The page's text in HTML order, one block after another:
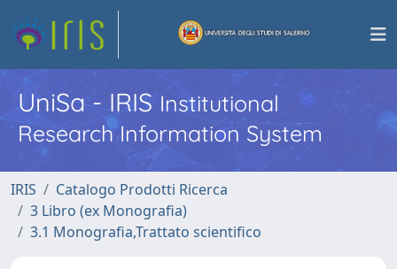
UniSa - IRISInstitutional
Research Information System
IRIS
Catalogo Prodotti Ricerca
3 Libro (ex Monografia)
3.1 Monografia,Trattato scientifico